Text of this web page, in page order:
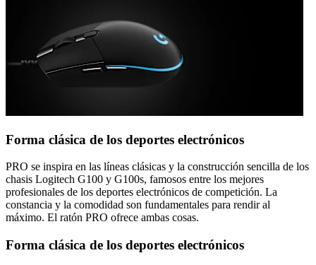
Forma clásica de los deportes electrónicos
PRO se inspira en las líneas clásicas y la construcción sencilla de los
chasis Logitech G100 y G100s, famosos entre los mejores
profesionales de los deportes electrónicos de competición. La
constancia y la comodidad son fundamentales para rendir al
máximo. El ratón PRO ofrece ambas cosas.
Forma clásica de los deportes electrónicos